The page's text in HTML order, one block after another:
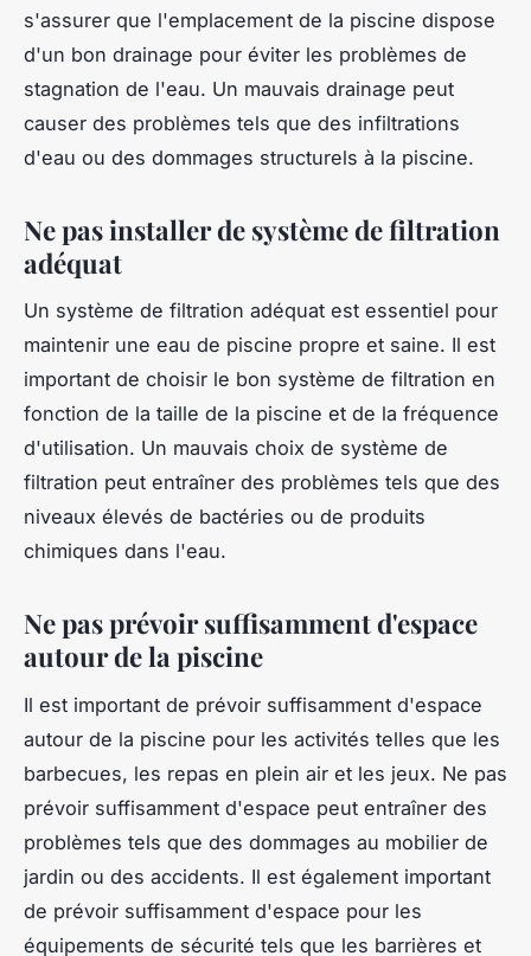
s'assurer que l'emplacement de la piscine dispose
d'un bon drainage pour éviter les problèmes de
stagnation de l'eau. Un mauvais drainage peut
causer des problèmes tels que des infiltrations
d'eau ou des dommages structurels à la piscine.
Ne pas installer de système de filtration
adéquat
Un système de filtration adéquat est essentiel pour
maintenir une eau de piscine propre et saine. Il est
important de choisir le bon système de filtration en
fonction de la taille de la piscine et de la fréquence
d'utilisation. Un mauvais choix de système de
filtration peut entraîner des problèmes tels que des
niveaux élevés de bactéries ou de produits
chimiques dans l'eau.
Ne pas prévoir suffisamment d'espace
autour de la piscine
Il est important de prévoir suffisamment d'espace
autour de la piscine pour les activités telles que les
barbecues, les repas en plein air et les jeux. Ne pas
prévoir suffisamment d'espace peut entraîner des
problèmes tels que des dommages au mobilier de
jardin ou des accidents. Il est également important
de prévoir suffisamment d'espace pour les
équipements de sécurité tels que les barrières et